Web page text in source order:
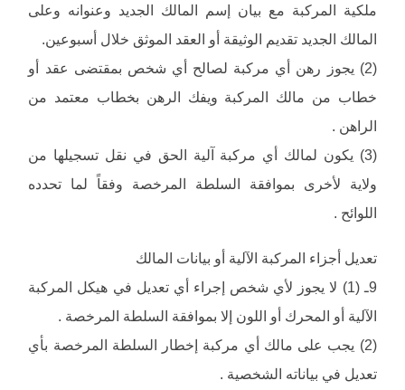
ملكية المركبة مع بيان إسم المالك الجديد وعنوانه وعلى
المالك الجديد تقديم الوثيقة أو العقد الموثق خلال أسبوعين.
(2) يجوز رهن أي مركبة لصالح أي شخص بمقتضى عقد أو
خطاب من مالك المركبة ويفك الرهن بخطاب معتمد من
الراهن .
(3) يكون لمالك أي مركبة آلية الحق في نقل تسجيلها من
ولاية لأخرى بموافقة السلطة المرخصة وفقاً لما تحدده
اللوائح .
تعديل أجزاء المركبة الآلية أو بيانات المالك
9ـ (1) لا يجوز لأي شخص إجراء أي تعديل في هيكل المركبة
الآلية أو المحرك أو اللون إلا بموافقة السلطة المرخصة .
(2) يجب على مالك أي مركبة إخطار السلطة المرخصة بأي
تعديل في بياناته الشخصية .